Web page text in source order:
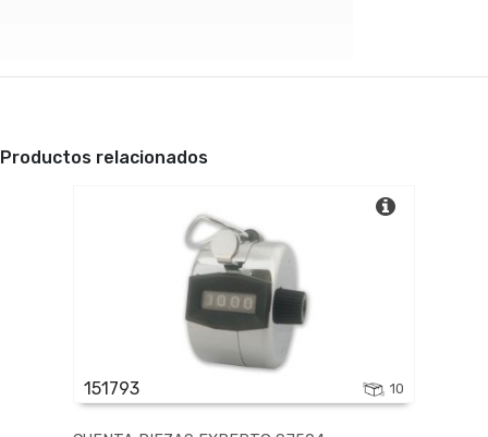
Productos relacionados
151793 10